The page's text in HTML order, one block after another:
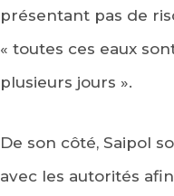
présentant pas de
« toutes ces eaux
plusieurs jours ».
De son côté, Saipol
avec les autorités